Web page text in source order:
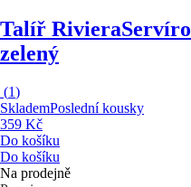
Talíř Riviera
zelený
(1)
SklademPoslední kousky
359 Kč
Do košíku
Do košíku
Na prodejně